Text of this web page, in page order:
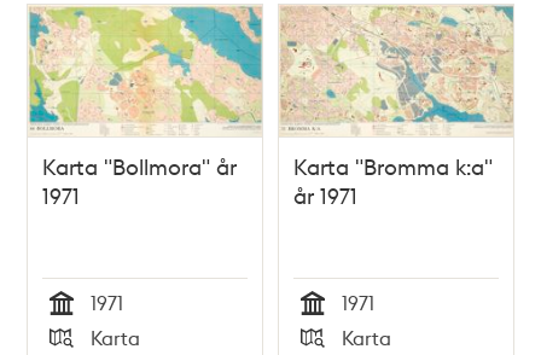
Karta "Bollmora" år
1971
Tid
1971
Karta
Karta "Bromma k:a"
år 1971
Tid
1971
Karta